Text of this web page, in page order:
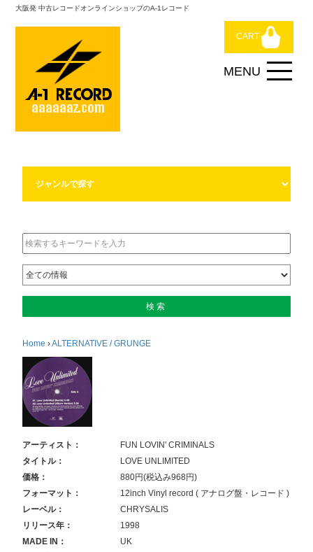
大阪発 中古レコードオンラインショップのA-1レコード
CART
Home ›ALTERNATIVE / GRUNGE
アーティスト：
FUN LOVIN' CRIMINALS
タイトル：
LOVE UNLIMITED
価格：
880円(税込み968円)
フォーマット：
12inch Vinyl record ( アナログ盤・レコード )
レーベル：
CHRYSALIS
リリース年：
1998
MADE IN：
UK